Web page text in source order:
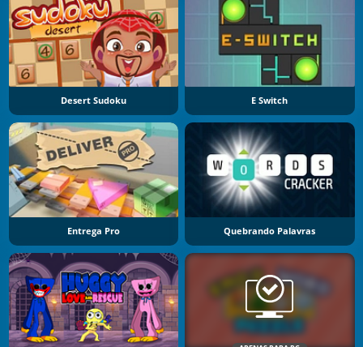
Desert Sudoku E Switch
Entrega Pro Quebrando Palavras